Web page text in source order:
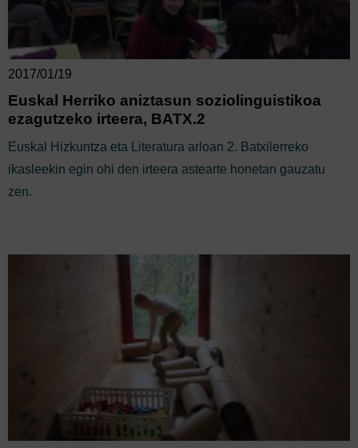
2017/01/19
Euskal Herriko aniztasun soziolinguistikoa
ezagutzeko irteera, BATX.2
Euskal Hizkuntza eta Literatura arloan 2. Batxilerreko
ikasleekin egin ohi den irteera astearte honetan gauzatu
zen.